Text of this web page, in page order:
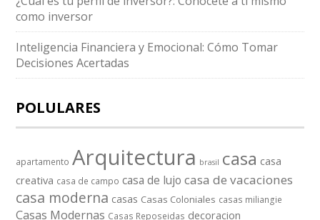
como inversor
Inteligencia Financiera y Emocional: Cómo Tomar
Decisiones Acertadas
POLULARES
apartamento Arquitectura brasil casa casa
creativa casa de campo casa de lujo casa de vacaciones
casa moderna casas Casas Coloniales casas miliangie
Casas Modernas Casas Reposeidas decoracion